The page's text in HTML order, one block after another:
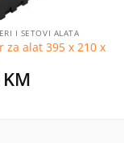
I SETOVI ALATA
za alat 395 x 210 x
KM